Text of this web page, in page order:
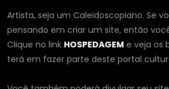
Artista, seja um Caleidoscopiano. Se
pensando em criar um site, então
Clique no link HOSPEDAGEM e veja os
terá em fazer parte deste portal